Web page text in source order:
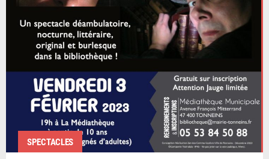
SPECTACLES